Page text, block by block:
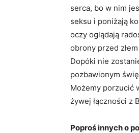
serca, bo w nim
seksu i poniżają
oczy oglądają
obrony przed
Dopóki nie
pozbawionym
Możemy porzucić
żywej łączności z
Poproś innych o